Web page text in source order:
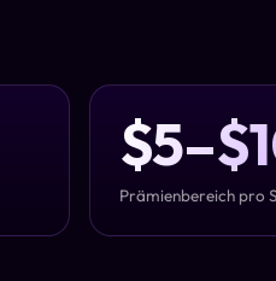
Prämienbereich pro